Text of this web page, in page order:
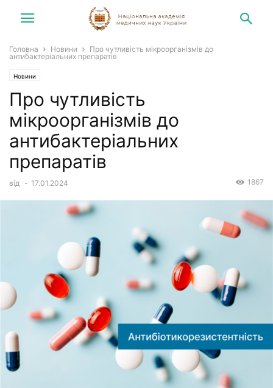
Головна Новини
Про чутливість мікроорганізмів до
антибактеріальних препаратів
Новини
Про чутливість
мікроорганізмів до
антибактеріальних
препаратів
від - 17.01.2024 1867